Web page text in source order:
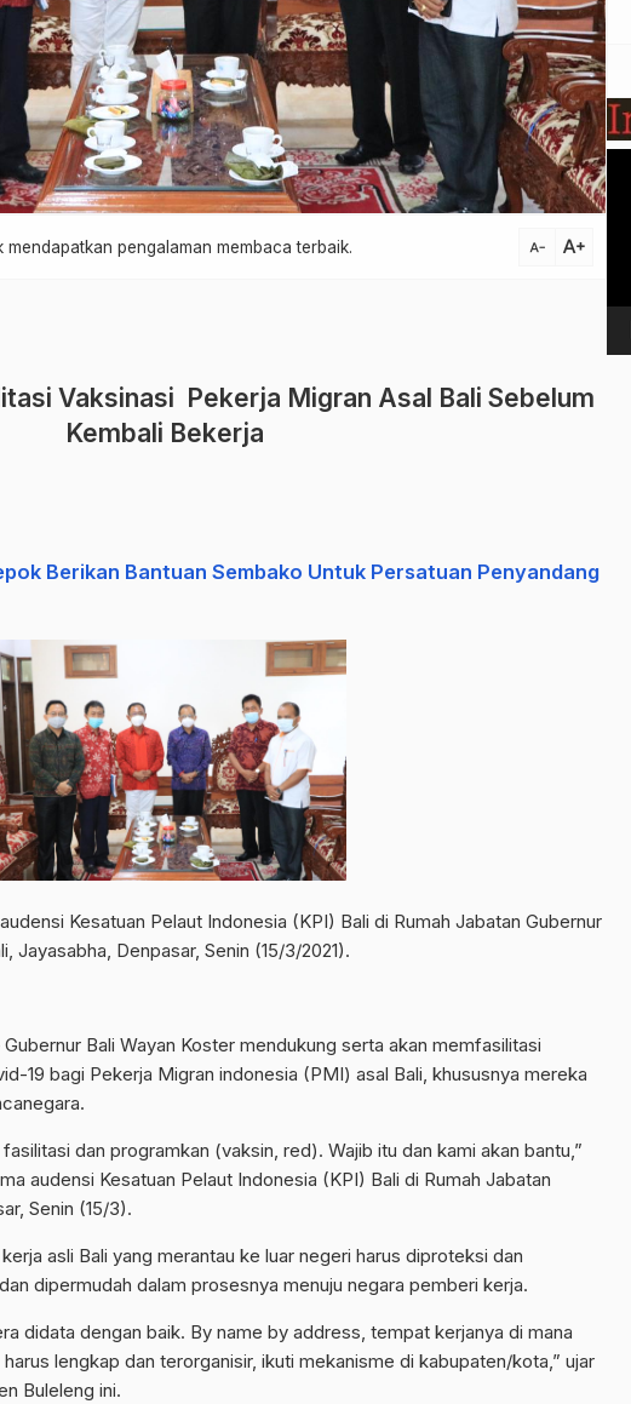
pengalaman membaca terbaik. text_decrease text_increase
Vaksinasi Pekerja Migran Asal Bali Sebelum
Kembali Bekerja
Berikan Bantuan Sembako Untuk Persatuan Penyandang
Kesatuan Pelaut Indonesia (KPI) Bali di Rumah Jabatan Gubernur
Jayasabha, Denpasar, Senin (15/3/2021).
Bali Wayan Koster mendukung serta akan memfasilitasi
19 bagi Pekerja Migran indonesia (PMI) asal Bali, khususnya mereka
dan programkan (vaksin, red). Wajib itu dan kami akan bantu,”
audensi Kesatuan Pelaut Indonesia (KPI) Bali di Rumah Jabatan
Senin (15/3).
asli Bali yang merantau ke luar negeri harus diproteksi dan
dipermudah dalam prosesnya menuju negara pemberi kerja.
didata dengan baik. By name by address, tempat kerjanya di mana
lengkap dan terorganisir, ikuti mekanisme di kabupaten/kota,” ujar
Buleleng ini.